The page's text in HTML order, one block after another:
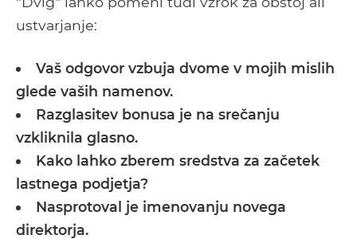
ustvarjanje:
Vaš odgovor vzbuja dvome v mojih mislih
glede vaših namenov.
Razglasitev bonusa je na srečanju
vzkliknila glasno.
Kako lahko zberem sredstva za začetek
lastnega podjetja?
Nasprotoval je imenovanju novega
direktorja.